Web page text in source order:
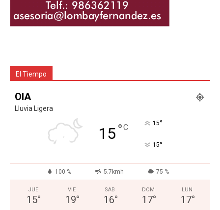
El Tiempo
OIA
Lluvia Ligera
15°C 15°
15°
100 % 5.7kmh 75 %
JUE
15°
VIE
19°
SAB
16°
DOM
17°
LUN
17°